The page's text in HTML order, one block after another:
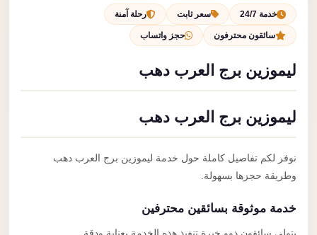
احجز الآن خدمة 24/7 سعر ثابت رحلة آمنة
سائقون محترفون حجز واتساب
ليموزين برج العرب دهب
ليموزين برج العرب دهب
نوفر لكم تفاصيل كاملة حول خدمة ليموزين برج العرب دهب
وطريقة حجزها بسهولة.
خدمة موثوقة بسائقين محترفين